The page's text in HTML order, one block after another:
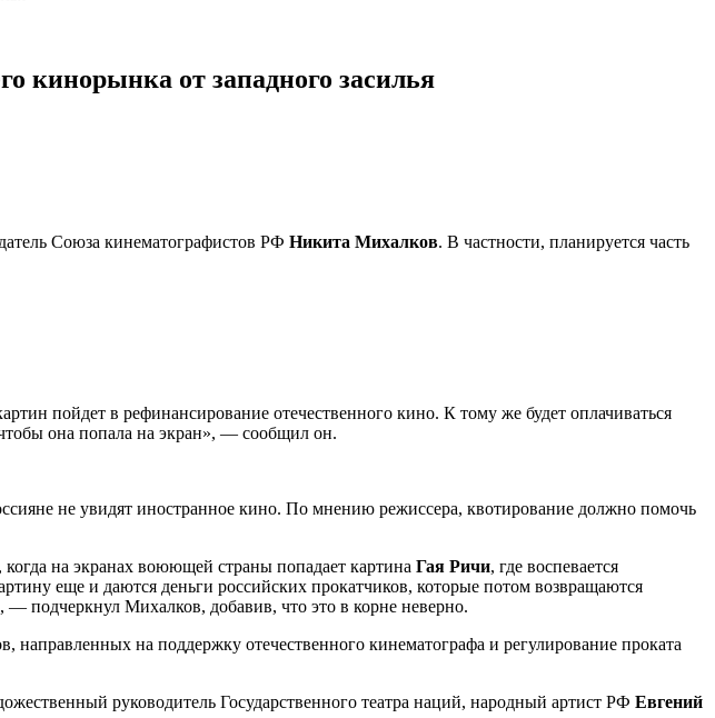
кинорынка от западного засилья
Союза кинематографистов РФ Никита Михалков. В частности, планируется часть
пойдет в рефинансирование отечественного кино. К тому же будет оплачиваться
она попала на экран», — сообщил он.
не увидят иностранное кино. По мнению режиссера, квотирование должно помочь
на экранах воюющей страны попадает картина Гая Ричи, где воспевается
еще и даются деньги российских прокатчиков, которые потом возвращаются
подчеркнул Михалков, добавив, что это в корне неверно.
направленных на поддержку отечественного кинематографа и регулирование проката
руководитель Государственного театра наций, народный артист РФ Евгений